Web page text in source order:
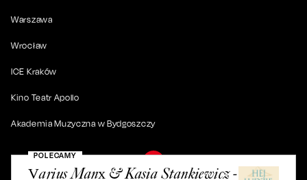
POLECAMY
Varius Manx & Kasia Stankiewicz -
Warszawa
Wrocław
ICE Kraków
Kino Teatr Apollo
Akademia Muzyczna w Bydgoszczy